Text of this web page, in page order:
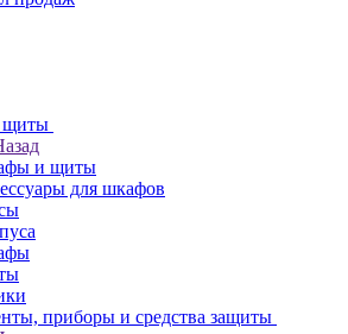
и щиты
для шкафов
приборы и средства защиты